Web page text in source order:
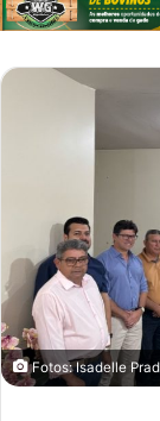
Fotos: Isadelle